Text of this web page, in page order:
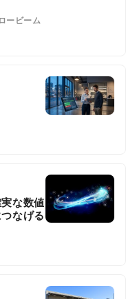
ービーム
な数値
なげる